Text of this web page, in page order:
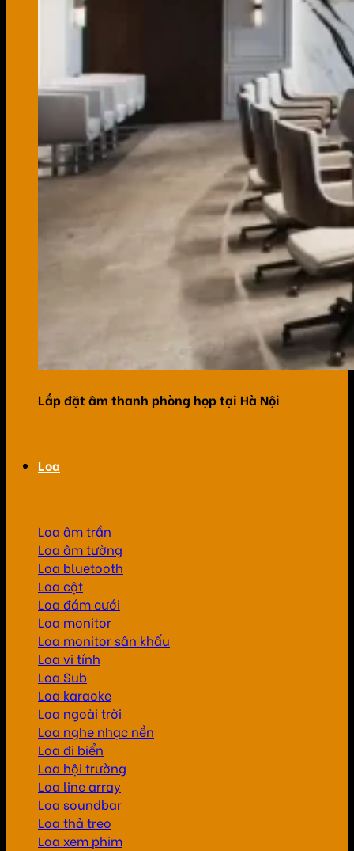
Lắp đặt âm thanh phòng họp tại Hà Nội
Loa
Loa âm trần
Loa âm tường
Loa bluetooth
Loa cột
Loa đám cưới
Loa monitor
Loa monitor sân khấu
Loa vi tính
Loa Sub
Loa karaoke
Loa ngoài trời
Loa nghe nhạc nền
Loa đi biển
Loa hội trường
Loa line array
Loa soundbar
Loa thả treo
Loa xem phim